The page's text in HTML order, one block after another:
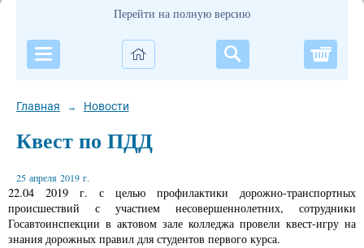
Перейти на полную версию
Главная → Новости
Квест по ПДД
25 апреля 2019 г.
22.04 2019 г. с целью профилактики дорожно-транспортных
происшествий с участием несовершеннолетних, сотрудники
Госавтоинспекции в актовом зале колледжа провели квест-игру на
знания дорожных правил для студентов первого курса.